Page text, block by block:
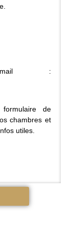
mail :
de
chambres et
utiles.